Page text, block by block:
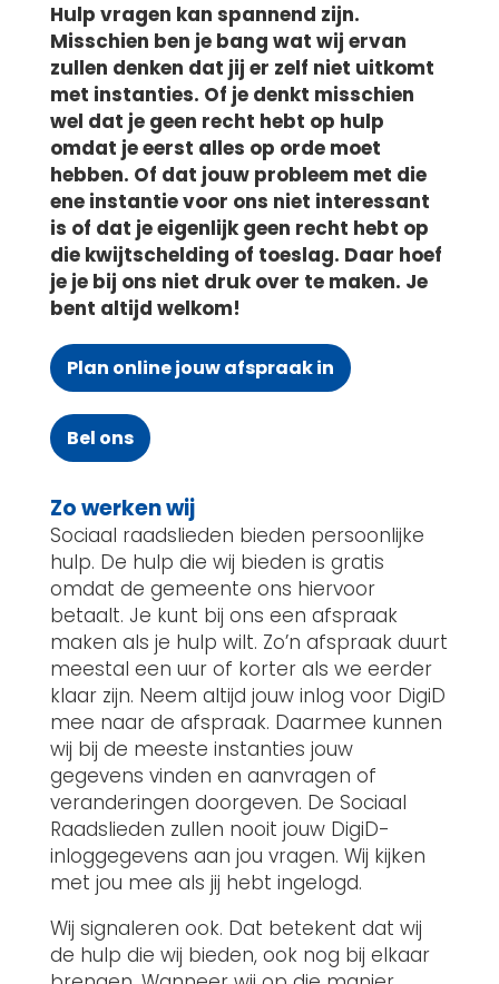
Hulp vragen kan spannend zijn.
Misschien ben je bang wat wij ervan
zullen denken dat jij er zelf niet uitkomt
met instanties. Of je denkt misschien
wel dat je geen recht hebt op hulp
omdat je eerst alles op orde moet
hebben. Of dat jouw probleem met die
ene instantie voor ons niet interessant
is of dat je eigenlijk geen recht hebt op
die kwijtschelding of toeslag. Daar hoef
je je bij ons niet druk over te maken. Je
bent altijd welkom!
Plan online jouw afspraak in
Bel ons
Zo werken wij
Sociaal raadslieden bieden persoonlijke
hulp. De hulp die wij bieden is gratis
omdat de gemeente ons hiervoor
betaalt. Je kunt bij ons een afspraak
maken als je hulp wilt. Zo’n afspraak duurt
meestal een uur of korter als we eerder
klaar zijn. Neem altijd jouw inlog voor DigiD
mee naar de afspraak. Daarmee kunnen
wij bij de meeste instanties jouw
gegevens vinden en aanvragen of
veranderingen doorgeven. De Sociaal
Raadslieden zullen nooit jouw DigiD-
inloggegevens aan jou vragen. Wij kijken
met jou mee als jij hebt ingelogd.
Wij signaleren ook. Dat betekent dat wij
de hulp die wij bieden, ook nog bij elkaar